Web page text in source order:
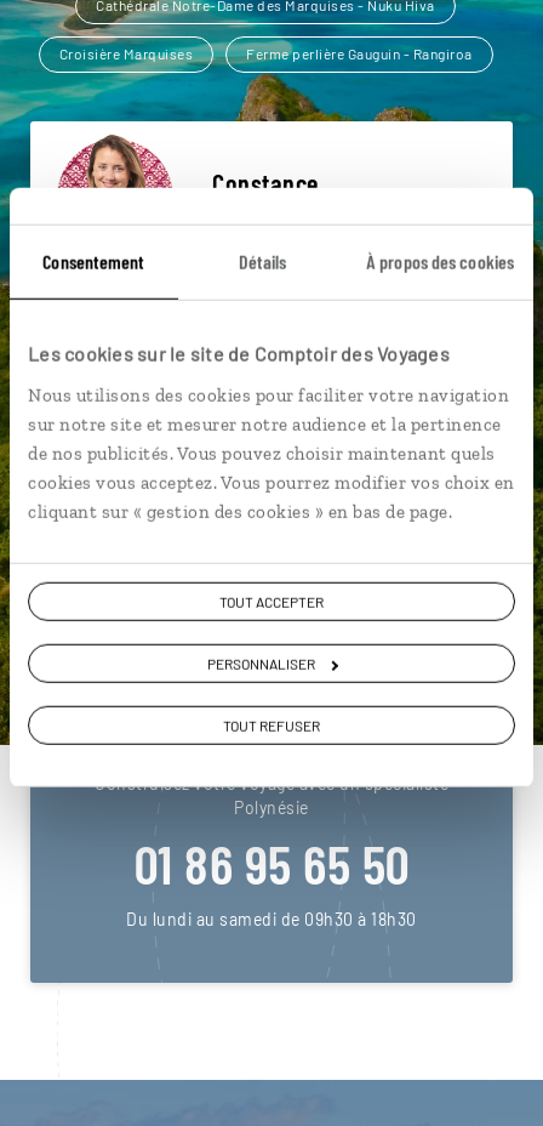
Consentement Détails À propos des cookies
Les cookies sur le site de Comptoir des Voyages
Nous utilisons des cookies pour faciliter votre navigation
sur notre site et mesurer notre audience et la pertinence
de nos publicités. Vous pouvez choisir maintenant quels
cookies vous acceptez. Vous pourrez modifier vos choix en
cliquant sur « gestion des cookies » en bas de page.
TOUT ACCEPTER
PERSONNALISER
TOUT REFUSER
Cathédrale Notre-Dame des Marquises - Nuku Hiva
Croisière Marquises Ferme perlière Gauguin - Rangiroa
Constance,
Suivez vos envies et demandez conseils à nos
Ils sauront organiser votre itinéraire au plus
près de vos envies et de la réalité du pays.
Échangez en face à face ou depuis nos studios
connectés en agence, mais aussi par email ou
téléphone.
pendant et après votre voyage.
ou
Construisez votre voyage avec un spécialiste
Polynésie
01 86 95 65 50
Du lundi au samedi de 09h30 à 18h30